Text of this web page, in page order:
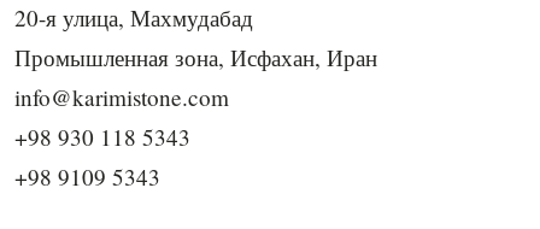
20-я улица, Махмудабад
Промышленная зона, Исфахан, Иран
info@karimistone.com
+98 930 118 5343
+98 9109 5343